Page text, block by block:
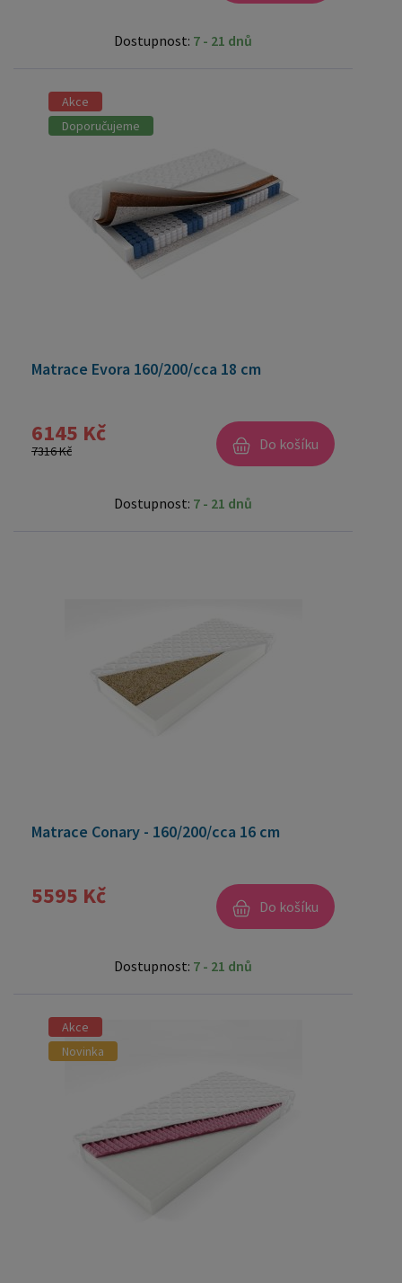
Dostupnost: 7 - 21 dnů
Akce
Doporučujeme
Matrace Evora 160/200/cca 18 cm
6145 Kč
7316 Kč Do košíku
Dostupnost: 7 - 21 dnů
Matrace Conary - 160/200/cca 16 cm
5595 Kč Do košíku
Dostupnost: 7 - 21 dnů
Akce
Novinka